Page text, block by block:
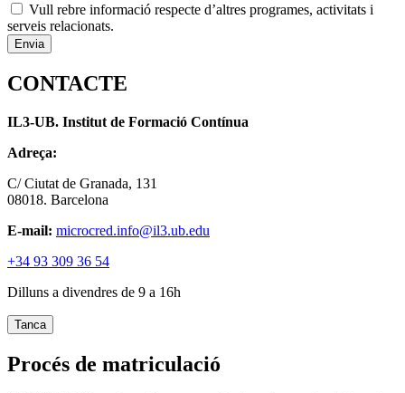
Vull rebre informació respecte d’altres programes, activitats i
serveis relacionats.
CONTACTE
IL3-UB. Institut de Formació Contínua
Adreça:
C/ Ciutat de Granada, 131
08018. Barcelona
E-mail: microcred.info@il3.ub.edu
+34 93 309 36 54
Dilluns a divendres de 9 a 16h
Tanca
Procés de matriculació